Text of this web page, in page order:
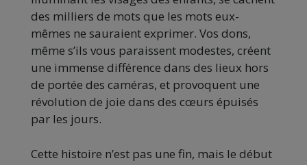
des milliers de mots que les mots eux-
mêmes ne sauraient exprimer. Vos dons,
même s’ils vous paraissent modestes, créent
une immense différence dans des lieux hors
de portée des caméras, et provoquent une
révolution de joie dans des cœurs épuisés
par les jours.
Cette histoire n’est pas une fin, mais le début